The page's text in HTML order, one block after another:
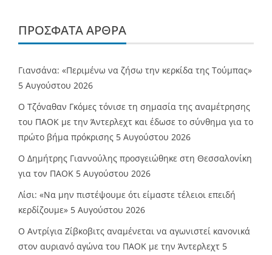
ΠΡΌΣΦΑΤΑ ΆΡΘΡΑ
Γιανσάνα: «Περιμένω να ζήσω την κερκίδα της Τούμπας»
5 Αυγούστου 2026
Ο Τζόναθαν Γκόμες τόνισε τη σημασία της αναμέτρησης
του ΠΑΟΚ με την Άντερλεχτ και έδωσε το σύνθημα για το
πρώτο βήμα πρόκρισης 5 Αυγούστου 2026
Ο Δημήτρης Γιαννούλης προσγειώθηκε στη Θεσσαλονίκη
για τον ΠΑΟΚ 5 Αυγούστου 2026
Λίσι: «Να μην πιστέψουμε ότι είμαστε τέλειοι επειδή
κερδίζουμε» 5 Αυγούστου 2026
Ο Αντρίγια Ζίβκοβιτς αναμένεται να αγωνιστεί κανονικά
στον αυριανό αγώνα του ΠΑΟΚ με την Άντερλεχτ 5